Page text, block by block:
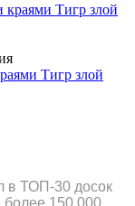
Тигр злой
в ТОП-30 досок
более 150 000